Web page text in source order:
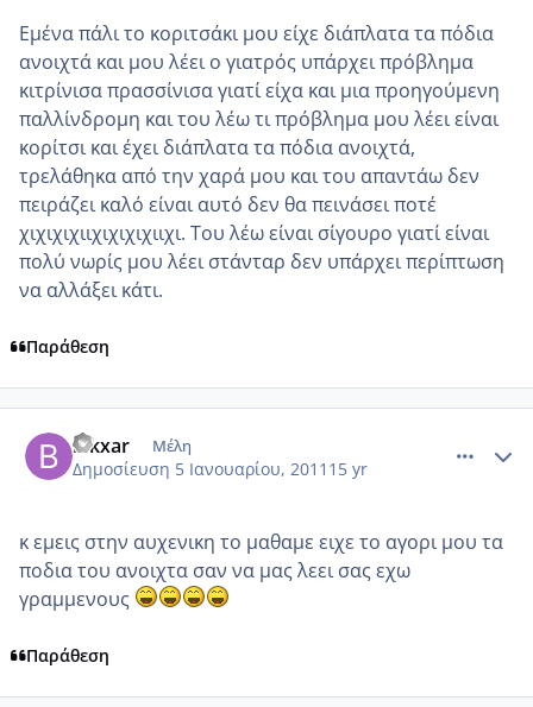
Εμένα πάλι το κοριτσάκι μου είχε διάπλατα τα πόδια
ανοιχτά και μου λέει ο γιατρός υπάρχει πρόβλημα
κιτρίνισα πρασσίνισα γιατί είχα και μια προηγούμενη
παλλίνδρομη και του λέω τι πρόβλημα μου λέει είναι
κορίτσι και έχει διάπλατα τα πόδια ανοιχτά,
τρελάθηκα από την χαρά μου και του απαντάω δεν
πειράζει καλό είναι αυτό δεν θα πεινάσει ποτέ
χιχιχιχιιχιχιχιχιιχι. Του λέω είναι σίγουρο γιατί είναι
πολύ νωρίς μου λέει στάνταρ δεν υπάρχει περίπτωση
να αλλάξει κάτι.
Παράθεση
bikxar Μέλη
Δημοσίευση 5 Ιανουαρίου, 2011 15 yr
κ εμεις στην αυχενικη το μαθαμε ειχε το αγορι μου τα
ποδια του ανοιχτα σαν να μας λεει σας εχω
γραμμενους
Παράθεση